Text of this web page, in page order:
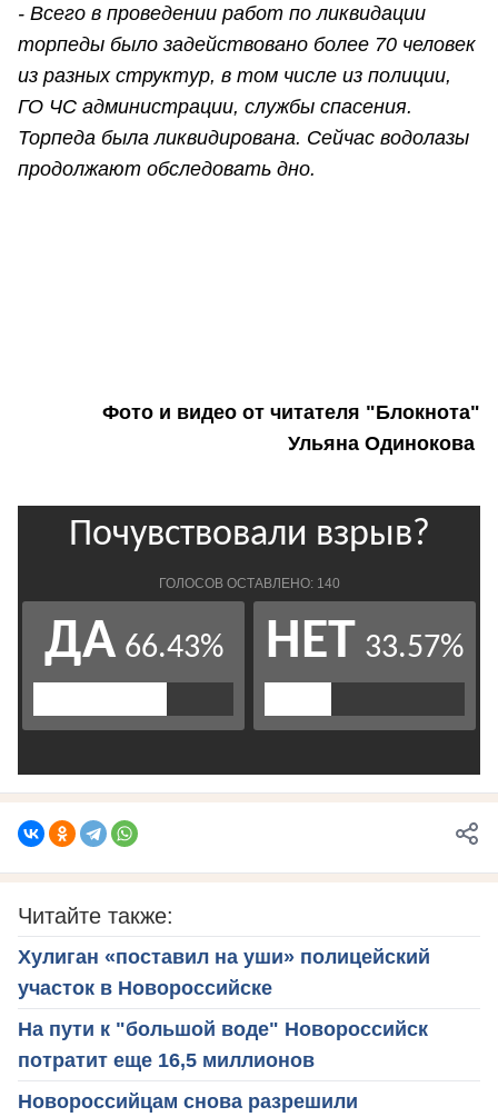
- Всего в проведении работ по ликвидации
торпеды было задействовано более 70 человек
из разных структур, в том числе из полиции,
ГО ЧС администрации, службы спасения.
Торпеда была ликвидирована. Сейчас водолазы
продолжают обследовать дно.
Фото и видео от читателя "Блокнота"
Ульяна Одинокова
Читайте также:
Хулиган «поставил на уши» полицейский
участок в Новороссийске
На пути к "большой воде" Новороссийск
потратит еще 16,5 миллионов
Новороссийцам снова разрешили